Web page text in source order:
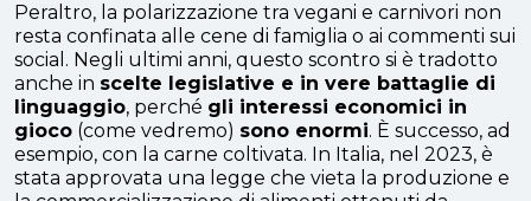
Peraltro, la polarizzazione tra vegani e carnivori non
resta confinata alle cene di famiglia o ai commenti sui
social. Negli ultimi anni, questo scontro si è tradotto
anche in scelte legislative e in vere battaglie di
linguaggio, perché gli interessi economici in
gioco (come vedremo) sono enormi. È successo, ad
esempio, con la carne coltivata. In Italia, nel 2023, è
stata approvata una legge che vieta la produzione e